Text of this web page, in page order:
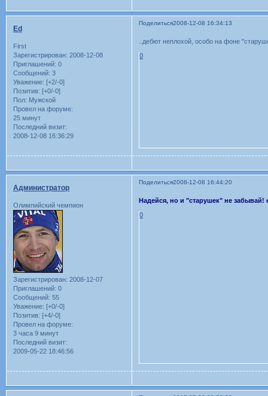
Поделиться2008-12-08 16:34:13
Ed
First
Зарегистрирован: 2008-12-08
Приглашений: 0
Сообщений: 3
Уважение: [+2/-0]
Позитив: [+0/-0]
Пол: Мужской
Провел на форуме:
25 минут
Последний визит:
2008-12-08 16:36:29
..дебют неплохой, особо на фоне
0
Поделиться2008-12-08 16:44:20
Администратор
Олимпийский чемпион
Зарегистрирован: 2008-12-07
Приглашений: 0
Сообщений: 55
Уважение: [+0/-0]
Позитив: [+4/-0]
Провел на форуме:
3 часа 9 минут
Последний визит:
2009-05-22 18:46:56
Надейся, но и "старушек" не забывай!
0